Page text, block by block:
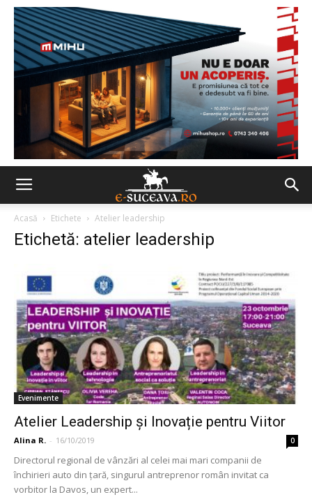
Acasă Etichete Atelier leadership
Etichetă: atelier leadership
Evenimente
Atelier Leadership și Inovație pentru Viitor
Alina R. - 16/10/2019 0
Directorul regional de vânzări al celei mai mari companii de
închirieri auto din țară, singurul antreprenor român invitat ca
vorbitor la Davos, un expert...